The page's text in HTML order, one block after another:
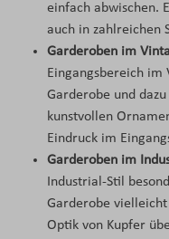
einfach abwischen.
auch in zahlreichen
Garderoben im
Eingangsbereich
Garderobe und
kunstvollen
Eindruck im
Garderoben im
Industrial-Stil
Garderobe
Optik von Kupfer